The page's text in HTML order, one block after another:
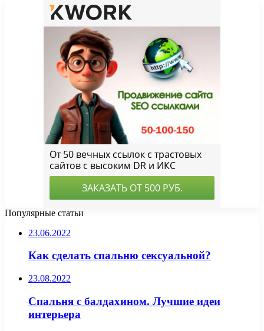
Популярные статьи
23.06.2022
Как сделать спальню сексуальной?
23.08.2022
Спальня с балдахином. Лучшие идеи
интерьера